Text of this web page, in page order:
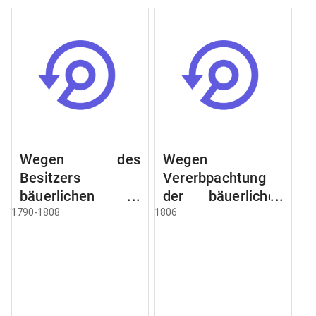
Wegen des
Besitzers
bäuerlichen
Grundstücke, den
1790-1808
Wegen
Vererbpachtung
der bäuerlichen
Grundstücke und
1806